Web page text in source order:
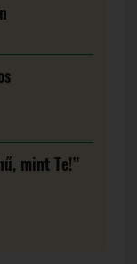
mint Te!”